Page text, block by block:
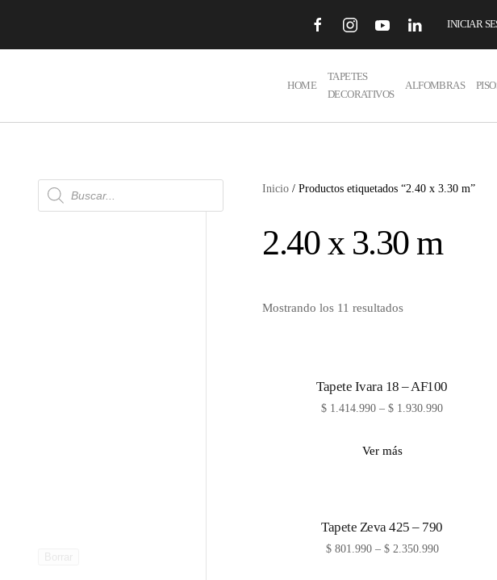
Skip to main content
INICIAR
HOME
TAPETES
DECORATIVOS
ALFOMBRAS
Inicio / Productos etiquetados “2.40 x 3.30 m”
2.40 x 3.30 m
Mostrando los 11 resultados
Tapete Ivara 18 – AF100
$ 1.414.990 –$ 1.930.990
Ver más
Tapete Zeva 425 – 790
$801.990– $2.350.990
Búsqueda
de
productos